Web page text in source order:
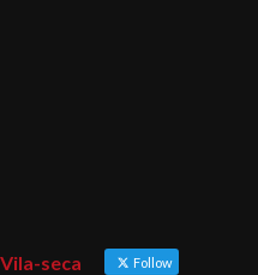
seca Follow